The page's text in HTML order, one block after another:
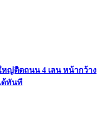
หญ่ติดถนน 4 เลน หน้ากว้าง
ด้ทันที